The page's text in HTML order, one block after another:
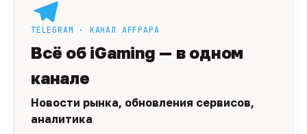
TELEGRAM · КАНАЛ AFFPAPA
Всё об iGaming — в одном
канале
Новости рынка, обновления сервисов,
аналитика